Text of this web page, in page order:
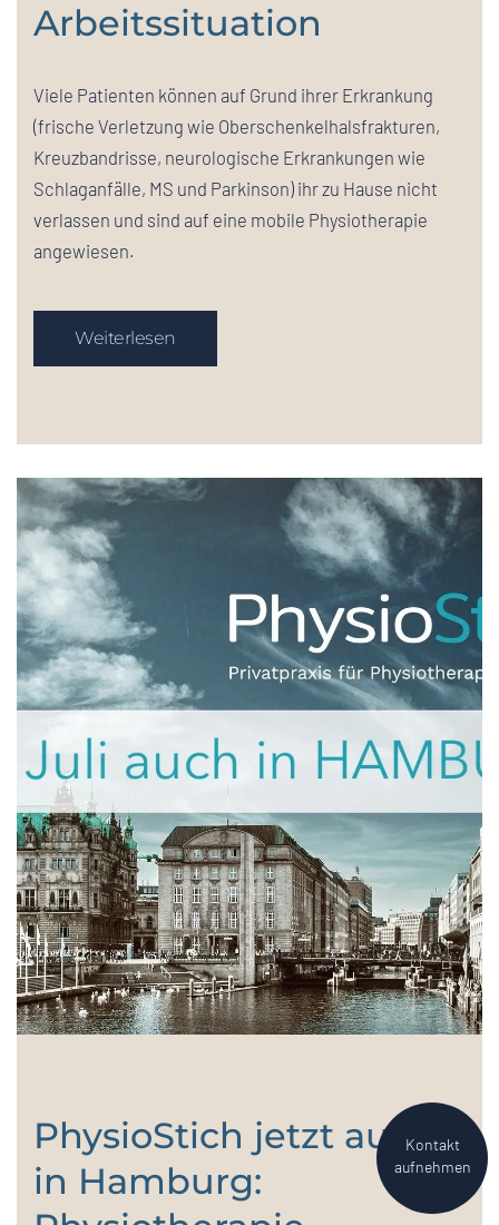
Arbeitssituation
Viele Patienten können auf Grund ihrer Erkrankung
(frische Verletzung wie Oberschenkelhalsfrakturen,
Kreuzbandrisse, neurologische Erkrankungen wie
Schlaganfälle, MS und Parkinson) ihr zu Hause nicht
verlassen und sind auf eine mobile Physiotherapie
angewiesen.
Weiterlesen
PhysioStich jetzt auch
in Hamburg:
Kontakt
aufnehmen